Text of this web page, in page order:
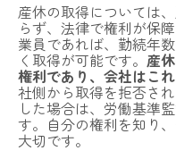
産休の取得については
らず、法律で権利が保
業員であれば、勤続年
く取得が可能です。 産
権利であり、会社はこ
社側から取得を拒否さ
した場合は、労働基準
す。自分の権利を知り
大切です。